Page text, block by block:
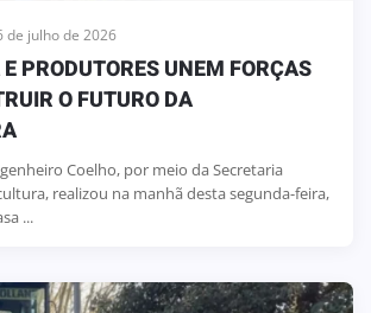
de julho de 2026
PRODUTORES UNEM FORÇAS
O FUTURO DA
Coelho, por meio da Secretaria
realizou na manhã desta segunda-feira,
...